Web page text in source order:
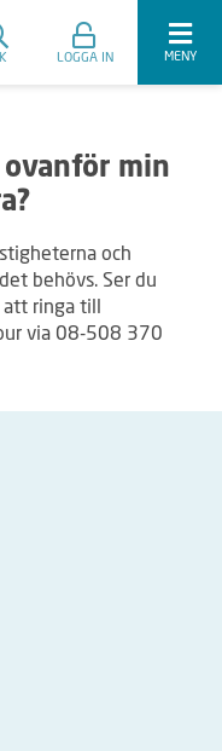
LOGGA IN MENY
min
och
behövs. Ser du
att ringa till
via 08-508 370